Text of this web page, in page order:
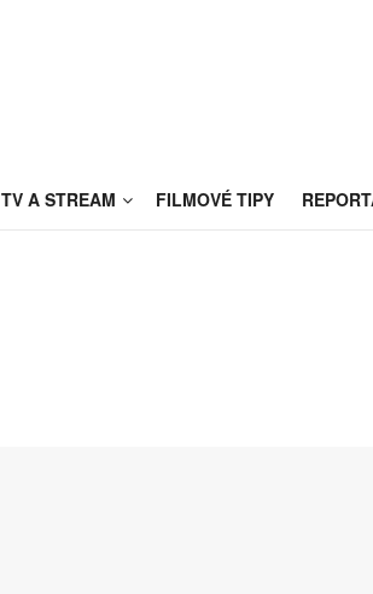
TV A STREAM FILMOVÉ TIPY